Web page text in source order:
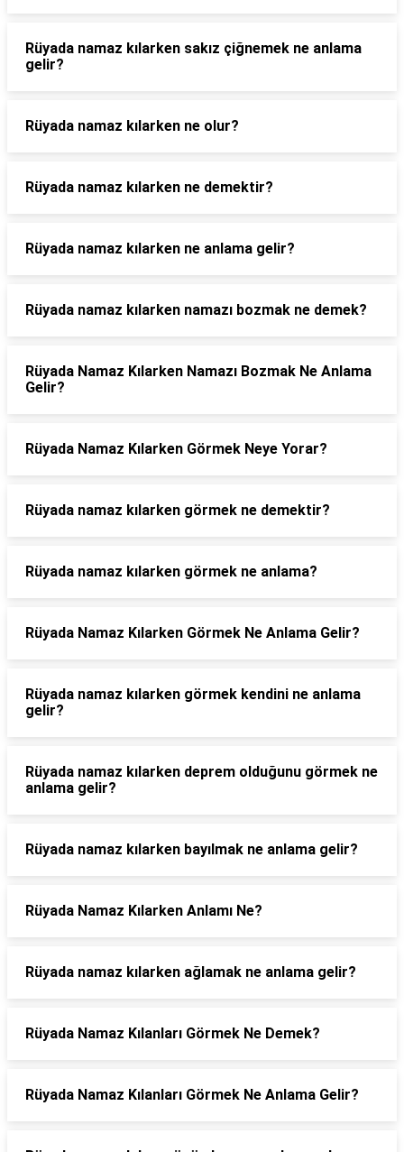
Rüyada namaz kılarken sakız çiğnemek ne anlama
gelir?
Rüyada namaz kılarken ne olur?
Rüyada namaz kılarken ne demektir?
Rüyada namaz kılarken ne anlama gelir?
Rüyada namaz kılarken namazı bozmak ne demek?
Rüyada Namaz Kılarken Namazı Bozmak Ne Anlama
Gelir?
Rüyada Namaz Kılarken Görmek Neye Yorar?
Rüyada namaz kılarken görmek ne demektir?
Rüyada namaz kılarken görmek ne anlama?
Rüyada Namaz Kılarken Görmek Ne Anlama Gelir?
Rüyada namaz kılarken görmek kendini ne anlama
gelir?
Rüyada namaz kılarken deprem olduğunu görmek ne
anlama gelir?
Rüyada namaz kılarken bayılmak ne anlama gelir?
Rüyada Namaz Kılarken Anlamı Ne?
Rüyada namaz kılarken ağlamak ne anlama gelir?
Rüyada Namaz Kılanları Görmek Ne Demek?
Rüyada Namaz Kılanları Görmek Ne Anlama Gelir?